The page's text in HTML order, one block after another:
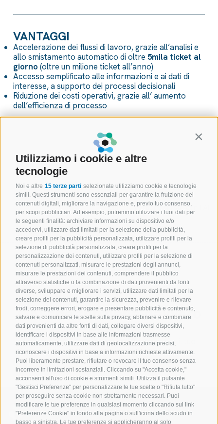
Utilizziamo i cookie e altre
tecnologie
Noi e altre 15 terze parti selezionate utilizziamo cookie e tecnologie
simili. Questi strumenti sono essenziali per garantire la fruizione dei
contenuti digitali, migliorare la navigazione e, previo tuo consenso,
per scopi pubblicitari. Ad esempio, potremmo utilizzare i tuoi dati per
le seguenti finalità: archiviare informazioni su dispositivo e/o
accedervi, utilizzare dati limitati per la selezione della pubblicità,
creare profili per la pubblicità personalizzata, utilizzare profili per la
selezione di pubblicità personalizzata, creare profili per la
personalizzazione dei contenuti, utilizzare profili per la selezione di
contenuti personalizzati, misurare le prestazioni degli annunci,
misurare le prestazioni dei contenuti, comprendere il pubblico
attraverso statistiche o la combinazione di dati provenienti da fonti
diverse, sviluppare e migliorare i servizi, utilizzare dati limitati per la
selezione dei contenuti, garantire la sicurezza, prevenire e rilevare
frodi, correggere errori, erogare e presentare pubblicità e contenuto,
salvare e comunicare le scelte sulla privacy, abbinare e combinare
dati provenienti da altre fonti di dati, collegare diversi dispositivi,
identificare i dispositivi in base alle informazioni trasmesse
automaticamente, utilizzare dati di geolocalizzazione precisi,
riconoscere i dispositivi in base a informazioni richieste attivamente.
Puoi liberamente prestare, rifiutare o revocare il tuo consenso senza
incorrere in limitazioni sostanziali. Cliccando su "Accetta cookie,"
acconsenti all'uso di cookie e strumenti simili. Utilizza il pulsante
"Gestisci Preferenze" per personalizzare le tue scelte o "Rifiuta tutto"
per proseguire senza cookie non strettamente necessari. Puoi
modificare le tue preferenze in qualsiasi momento cliccando sul link
"Preferenze Cookie" in fondo alla pagina o sull'icona dello scudo in
basso a sinistra. Le tue preferenze si applicheranno al solo
VANTAGGI
Accelerazione dei flussi di lavoro, grazie all’analisi e
allo smistamento automatico di oltre 5mila ticket al
giorno (oltre un milione ticket all’anno)
Accesso semplificato alle informazioni e ai dati di
interesse, a supporto dei processi decisionali
Riduzione dei costi operativi, grazie all’ aumento
dell’efficienza di processo
Snellire la gestione sinistri con l’AI
L’AI che funziona davvero
esiste
Scopri come l’AI può fare la differenza per il tuo
business, in modo sicuro, scalabile e trasparente.